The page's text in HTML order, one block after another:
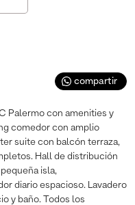
compartir
Palermo con amenities y
comedor con amplio
suite con balcón terraza,
Hall de distribución
isla,
diario espacioso. Lavadero
y baño. Todos los